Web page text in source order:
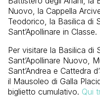
Nuovo, la Cappella
Teodorico, la Basilica di
Sant’Apollinare in Classe.
Per visitare la Basilica di
Sant’Apollinare Nuovo,
Sant’Andrea e Cattedra
il Mausoleo di Galla
biglietto cumulativo. Qui